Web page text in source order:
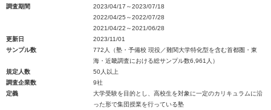
調査期間
2023/04/17～2023/07/18
2022/04/25～2022/07/28
2021/04/22～2021/06/28
更新日
2023/11/01
サンプル数
772人（塾・予備校 現役／難関大学特化型を含む首都圏・東
海・近畿調査における総サンプル数6,961人）
規定人数
50人以上
調査企業数
9社
定義
大学受験を目的とし、高校生を対象に一定のカリキュラムに沿
った形で集団授業を行っている塾